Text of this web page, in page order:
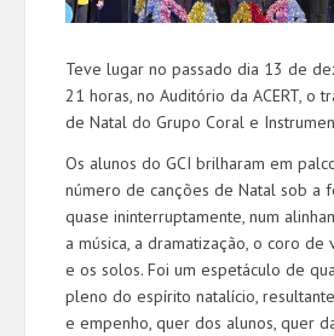
Teve lugar no passado dia 13 de
21 horas, no Auditório da ACERT, o
de Natal do Grupo Coral e
Os alunos do GCI brilharam em
número de canções de Natal sob a
quase ininterruptamente, num
a música, a dramatização, o coro de
e os solos. Foi um espetáculo de
pleno do espírito natalício,
e empenho, quer dos alunos, quer